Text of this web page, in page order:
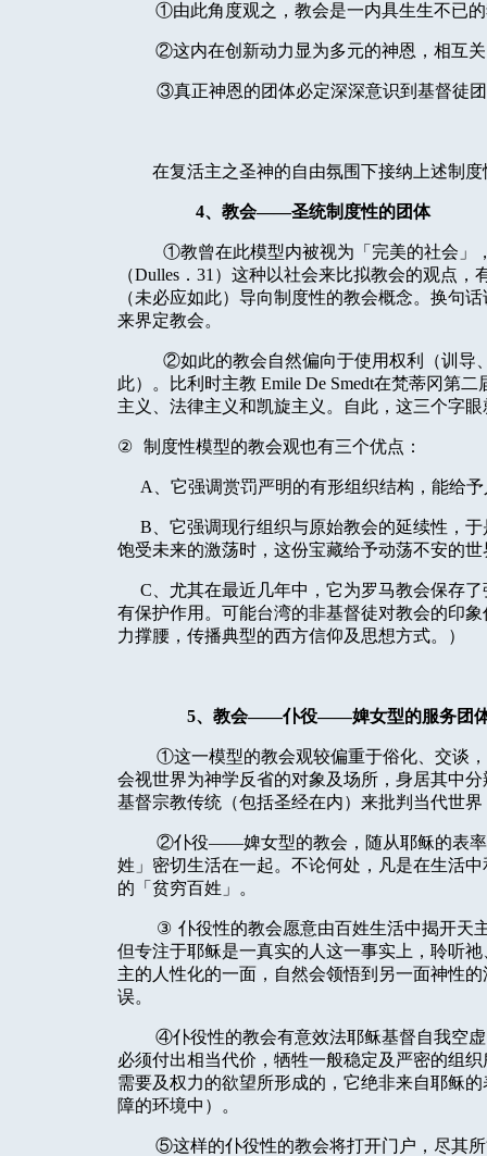
①由此角度观之，教会是一内具生生不已
②这内在创新动力显为多元的神恩，相互
③真正神恩的团体必定深深意识到基督徒
在复活主之圣神的自由氛围下接纳上述制
4、教会——圣统制度性的团体
①教曾在此模型内被视为「完美的社会」
（Dulles ． 31 ）这种以社会来比拟教会的观点，
（未必应如此）导向制度性的教会概念。换句
来界定教会。
②如此的教会自然偏向于使用权利（训导
此）。比利时主教 Emile De Smedt在梵蒂冈第二
主义、法律主义和凯旋主义。自此，这三个字
② 制度性模型的教会观也有三个优点：
A 、它强调赏罚严明的有形组织结构，能给
B 、它强调现行组织与原始教会的延续性，
饱受未来的激荡时，这份宝藏给予动荡不安的
C 、尤其在最近几年中，它为罗马教会保存
有保护作用。可能台湾的非基督徒对教会的印
力撑腰，传播典型的西方信仰及思想方式。）
5、教会——仆役——婢女型的服务团
①这一模型的教会观较偏重于俗化、交谈
会视世界为神学反省的对象及场所，身居其中
基督宗教传统（包括圣经在内）来批判当代世
②仆役——婢女型的教会，随从耶稣的表率
姓」密切生活在一起。不论何处，凡是在生活
的「贫穷百姓」。
③ 仆役性的教会愿意由百姓生活中揭开天
但专注于耶稣是一真实的人这一事实上，聆听
主的人性化的一面，自然会领悟到另一面神性
误。
④仆役性的教会有意效法耶稣基督自我空
必须付出相当代价，牺牲一般稳定及严密的组
需要及权力的欲望所形成的，它绝非来自耶稣
障的环境中）。
⑤这样的仆役性的教会将打开门户，尽其